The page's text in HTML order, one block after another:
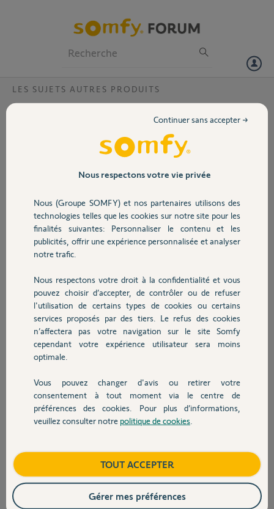
Volet
Sécurité
Domotique
Chauffage
Autres produits
Devis avec un pro
Contact
LES SUJETS AUTRES PRODUITS
Store de terrasse qui se referme tout seul?
Mon store de terrasse se déplie mais à mi parcours il se referme tout
problème persiste. Auriez-vous une idée de l'origine du problème?
Merci,
Cordialement
Valérie F.
il y a environ 2 ans
Participer au fil de discussion
Réponses
bonjour,
y'a t il un capteur EOLIS 3D dessus ?
Si oui, changer la pile.
André N. il y a environ 2 ans
Il y a un capteur EOLIS RTS installé sur la façade mais qui est raccordé
électriquement. J’ai joint des photos des notices et du store.
Je suis propriétaire de l’appartement depuis très peu de temps. Je ne
Nous respectons votre vie privée
Nous (Groupe SOMFY) et nos partenaires utilisons des
technologies telles que les cookies sur notre site pour les
finalités suivantes: Personnaliser le contenu et les
publicités, offrir une expérience personnalisée et analyser
notre trafic.
Nous respectons votre droit à la confidentialité et vous
pouvez choisir d’accepter, de contrôler ou de refuser
l'utilisation de certains types de cookies ou certains
services proposés par des tiers. Le refus des cookies
n’affectera pas votre navigation sur le site Somfy
cependant votre expérience utilisateur sera moins
optimale.
Vous pouvez changer d'avis ou retirer votre
consentement à tout moment via le centre de
préférences des cookies. Pour plus d’informations,
veuillez consulter notre politique de cookies
Continuer sans accepter →
TOUT ACCEPTER
Gérer mes préférences